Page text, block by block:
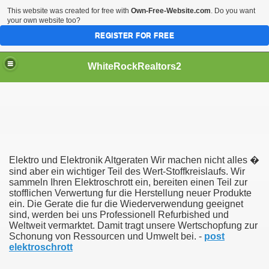
WhiteRockRealtors2
Elektro und Elektronik Altgeraten Wir machen nicht alles �
sind aber ein wichtiger Teil des Wert-Stoffkreislaufs. Wir
sammeln Ihren Elektroschrott ein, bereiten einen Teil zur
stofflichen Verwertung fur die Herstellung neuer Produkte
ein. Die Gerate die fur die Wiederverwendung geeignet
sind, werden bei uns Professionell Refurbished und
Weltweit vermarktet. Damit tragt unsere Wertschopfung zur
Schonung von Ressourcen und Umwelt bei. - post
elektroschrott
This website was created for free with Own-Free-Website.com. Do you want
your own website too?
REGISTER FOR FREE